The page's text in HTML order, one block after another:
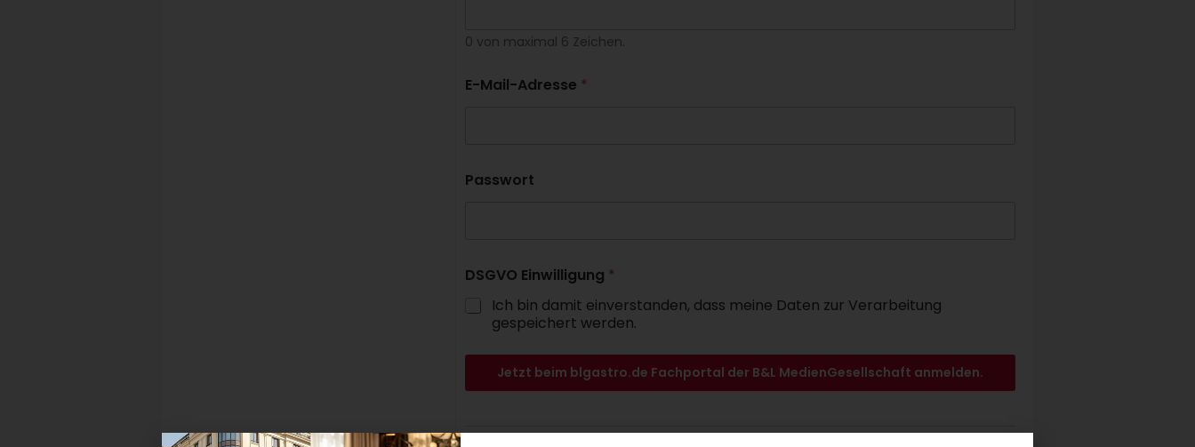
0 von maximal 6 Zeichen.
E-Mail-Adresse *
Passwort
DSGVO Einwilligung *
Ich bin damit einverstanden, dass meine Daten zur Verarbeitung
gespeichert werden.
Jetzt beim blgastro.de Fachportal der B&L MedienGesellschaft anmelden.